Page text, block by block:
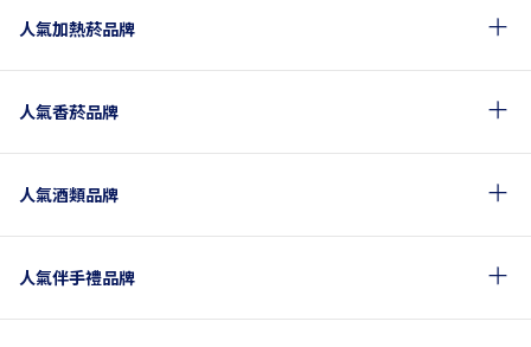
人氣加熱菸品牌
人氣香菸品牌
人氣酒類品牌
人氣伴手禮品牌